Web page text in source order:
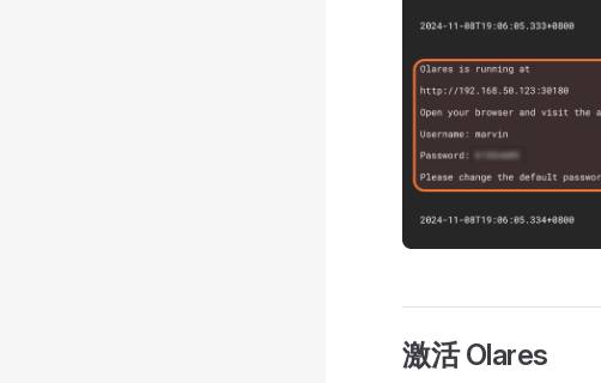
激活 Olares